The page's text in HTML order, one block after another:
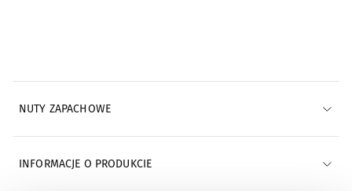
NUTY ZAPACHOWE
INFORMACJE O PRODUKCIE